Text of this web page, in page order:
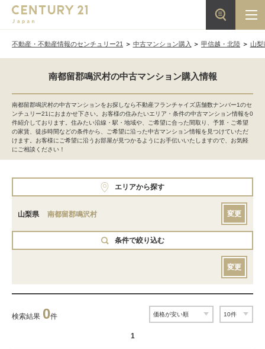
不動産・不動産情報のセンチュリー21 中古マンション購入 甲信越・北陸 山梨
南都留郡鳴沢村の中古マンション購入情報
南都留郡鳴沢村の中古マンションをお探しなら不動産フランチャイズ店舗数ナンバー1のセ
ンチュリー21におまかせ下さい。お客様の住みたいエリア・条件の中古マンション情報を0
件紹介しております。住みたい沿線・駅・地域や、ご希望に合った間取り、予算・ご希望
の家賃、徒歩時間などの条件から、ご希望に沿った中古マンション情報を見つけていただ
けます。お客様にご希望に沿うお部屋が見つかるようにお手伝いいたしますので、お気軽
にご相談ください！
エリアから探す
山梨県 南都留郡鳴沢村 変更
条件で絞り込む
変更
検索結果 0件
1